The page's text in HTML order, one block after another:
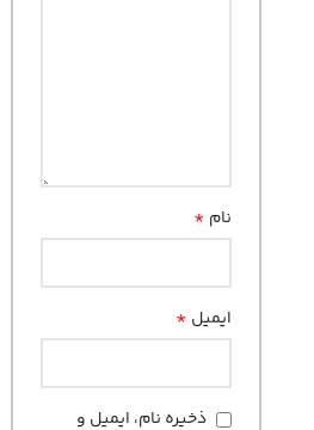
نام *
ایمیل *
ذخیره نام، ایمیل و